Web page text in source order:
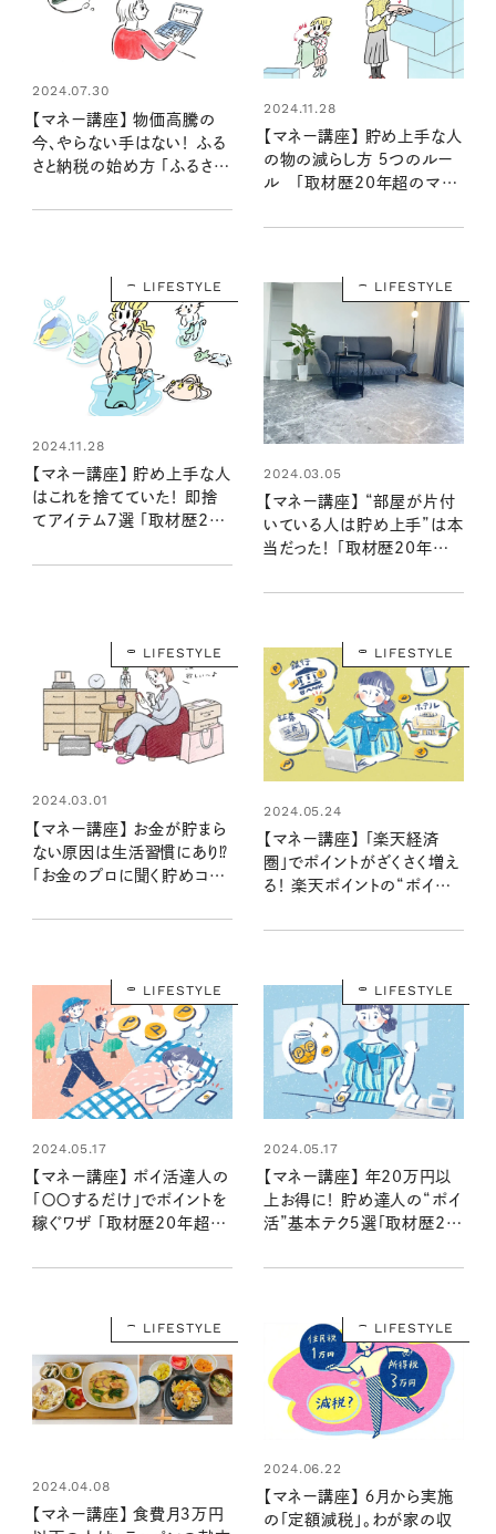
2024.07.30
【マネー講座】 物価高騰の
今、やらない手はない！ ふる
さと納税の始め方 「ふるさと
2024.11.28
【マネー講座】 貯め上手な人
の物の減らし方 ５つのルー
ル 「取材歴20年超のマネ
LIFESTYLE
2024.11.28
【マネー講座】 貯め上手な人
はこれを捨てていた！ 即捨
てアイテム７選 「取材歴20
⑪」
LIFESTYLE
2024.03.05
【マネー講座】 “部屋が片付
いている人は貯め上手”は本
当だった！ 「取材歴20年超
LIFESTYLE
2024.03.01
【マネー講座】 お金が貯まら
ない原因は生活習慣にあり⁉
「お金のプロに聞く貯めコツ
LIFESTYLE
2024.05.24
【マネー講座】 「楽天経済
圏」でポイントがざくさく増え
る！ 楽天ポイントの“ポイ
超のマネーライターが見た！
LIFESTYLE
2024.05.17
【マネー講座】 ポイ活達人の
「〇〇するだけ」でポイントを
稼ぐワザ 「取材歴20年超の
LIFESTYLE
2024.05.17
【マネー講座】 年20万円以
上お得に！ 貯め達人の“ポイ
活”基本テク５選「取材歴20
た！⑦」
LIFESTYLE
2024.04.08
【マネー講座】 食費月３万円
LIFESTYLE
2024.06.22
【マネー講座】 ６月から実施
の「定額減税」。わが家の収